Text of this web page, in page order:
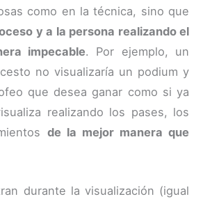
como en la técnica, sino que
y a la persona realizando el
impecable. Por ejemplo, un
no visualizaría un podium y
que desea ganar como si ya
realizando los pases, los
de la mejor manera que
durante la visualización (igual